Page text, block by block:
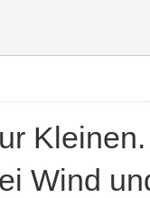
Kleinen.
Wind